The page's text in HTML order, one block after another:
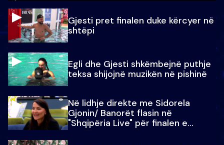
Gjesti pret finalen duke kërcyer në
shtëpi
Egli dhe Gjesti shkëmbejnë puthje
teksa shijojnë muzikën në pishinë
Në lidhje direkte me Sidorela
Gjonin/ Banorët flasin në
"Shqipëria Live" për finalen e